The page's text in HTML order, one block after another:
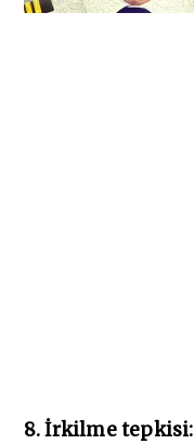
8. İrkilme tepkisi: